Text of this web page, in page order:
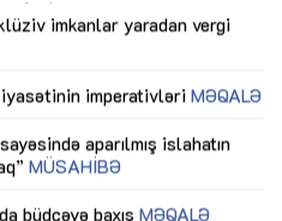
imkanlar yaradan vergi
imperativləri MƏQALƏ
aparılmış islahatın
MÜSAHİBƏ
büdcəyə baxış MƏQALƏ